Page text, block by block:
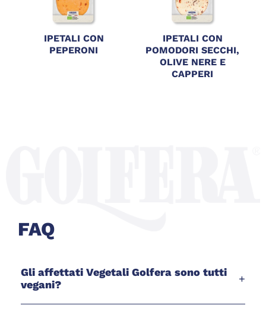
IPETALI CON
PEPERONI
IPETALI CON
POMODORI SECCHI,
OLIVE NERE E
CAPPERI
FAQ
Gli affettati Vegetali Golfera sono tutti
vegani?
+